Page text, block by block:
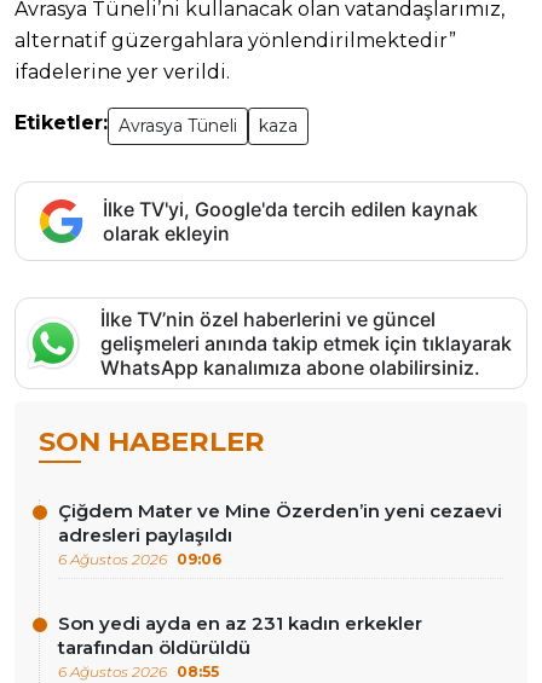
Avrasya Tüneli’ni kullanacak olan vatandaşlarımız,
alternatif güzergahlara yönlendirilmektedir”
ifadelerine yer verildi.
Etiketler: Avrasya Tüneli kaza
İlke TV'yi, Google'da tercih edilen kaynak
olarak ekleyin
İlke TV’nin özel haberlerini ve güncel
gelişmeleri anında takip etmek için tıklayarak
WhatsApp kanalımıza abone olabilirsiniz.
SON HABERLER
Çiğdem Mater ve Mine Özerden’in yeni cezaevi
adresleri paylaşıldı
6 Ağustos 2026 09:06
Son yedi ayda en az 231 kadın erkekler
tarafından öldürüldü
6 Ağustos 2026 08:55